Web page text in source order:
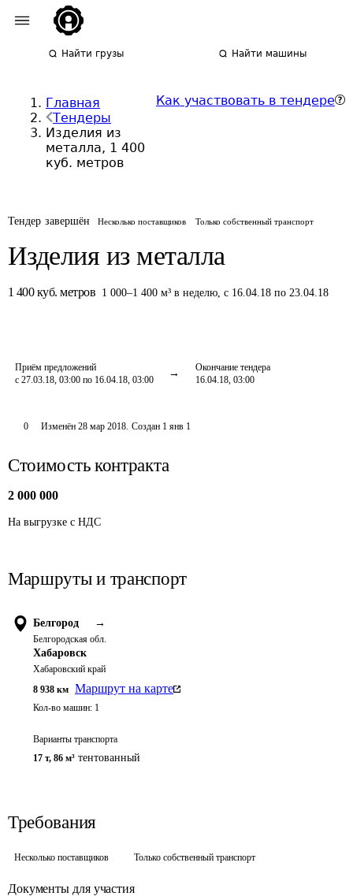
Найти грузы Найти машины
Главная
Тендеры
Изделия из
металла, 1 400
куб. метров
Как участвовать в тендере
Тендер завершён Несколько поставщиков Только собственный транспорт
Изделия из металла
1 400 куб. метров 1 000–1 400 м³ в неделю,с 16.04.18 по 23.04.18
Приём предложений
с 27.03.18, 03:00 по 16.04.18, 03:00
Окончание тендера
16.04.18, 03:00
0 Изменён 28 мар 2018. Создан 1 янв 1
Стоимость контракта
2 000 000
На выгрузке с НДС
Маршруты и транспорт
Белгород →
Белгородская обл.
Хабаровск
Хабаровский край
8 938 км Маршрут на карте
Кол-во машин: 1
Варианты транспорта
17 т, 86 м³ тентованный
Требования
Несколько поставщиков Только собственный транспорт
Документы для участия